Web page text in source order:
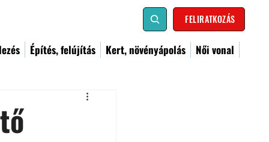
FELIRATKOZÁS
Építés, felújítás Kert, növényápolás Női vonal